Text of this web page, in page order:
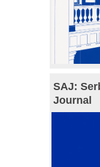
SAJ:
Journal